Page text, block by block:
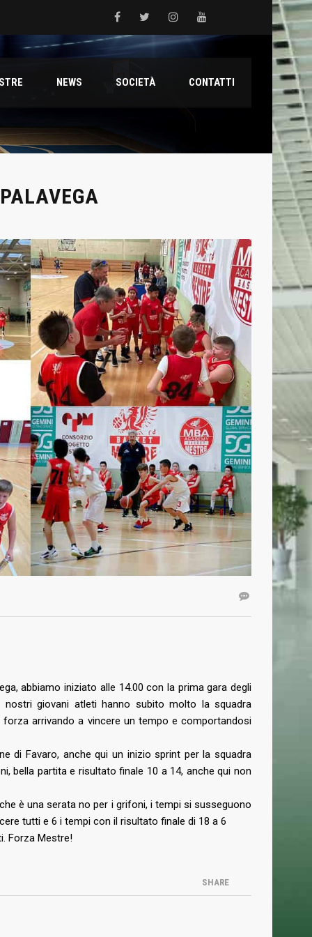
del Grifone nel territorio
Reyer
NEWS SOCIETÀ CONTATTI
abbiamo iniziato alle 14.00 con la prima gara degli
giovani atleti hanno subito molto la squadra
arrivando a vincere un tempo e comportandosi
di Favaro, anche qui un inizio sprint per la squadra
bella partita e risultato finale 10 a 14, anche qui non
è una serata no per i grifoni, i tempi si susseguono
tutti e 6 i tempi con il risultato finale di 18 a 6
Forza Mestre!
SHARE
CONTATTI
Basket Mestre 1958 SSD a.r.l
T(+39) 320 7147731
NEWSLETTER
Iscriviti alla nostra Newsletter per rimanere
Ho letto e accettato la Privacy Policy